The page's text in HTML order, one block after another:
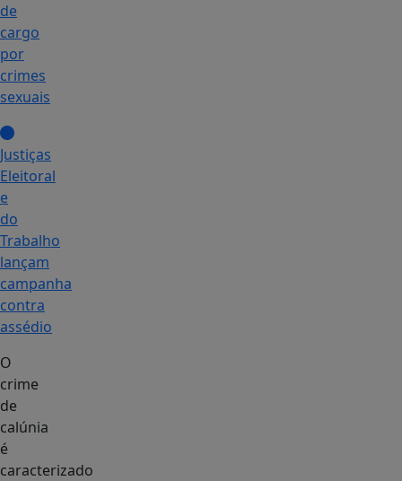
de
cargo
por
crimes
sexuais
Justiças
Eleitoral
e
do
Trabalho
lançam
campanha
contra
assédio
O
crime
de
calúnia
é
caracterizado